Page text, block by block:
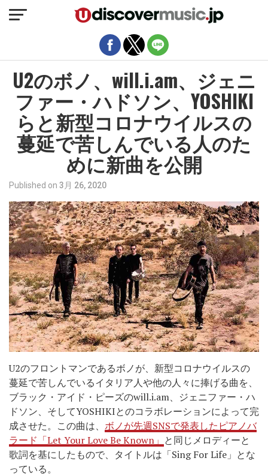
U2のボノ、will.i.am、ジェニ
ファー・ハドソン、YOSHIKI
らと新型コロナウイルスの
蔓延で苦しんでいる人のた
めに新曲を公開
Published on 3月 26, 2020
U2のフロントマンであるボノが、新型コロナウイルスの
蔓延で苦しんでいるイタリア人や他の人々に捧げる曲を、
ブラック・アイド・ピーズのwill.i.am、ジェニファー・ハ
ドソン、そしてYOSHIKIとのコラボレーションによって完
成させた。この曲は、 ボノが先週SNSで発表したピアノバ
ラード「Let Your Love Be Known」 と同じメロディーと
歌詞を基にしたもので、タイトルは「Sing For Life」とな
っている。
モバイルバージョンを終了